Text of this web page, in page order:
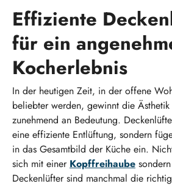
Effiziente
für ein
Kocherlebnis
In der heutigen Zeit, in der offene
beliebter werden, gewinnt die
zunehmend an Bedeutung.
eine effiziente Entlüftung, sondern
in das Gesamtbild der Küche ein.
sich mit einer Kopffreihaube
Deckenlüfter sind manchmal die